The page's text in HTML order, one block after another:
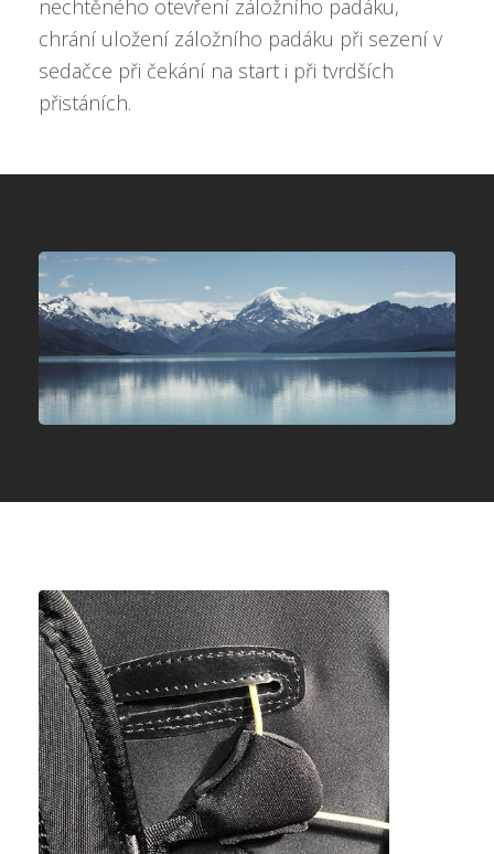
nechtěného otevření záložního padáku,
chrání uložení záložního padáku při sezení v
sedačce při čekání na start i při tvrdších
přistáních.